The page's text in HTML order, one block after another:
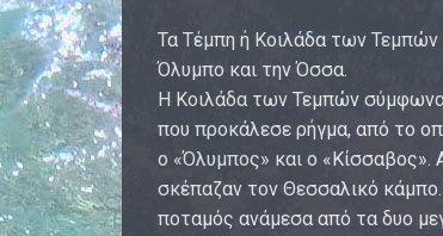
Τα Τέμπη ή Κοιλάδα των Τεμπών
Όλυμπο και την Όσσα.
Η Κοιλάδα των Τεμπών σύμφωνα
που προκάλεσε ρήγμα, από το
ο «Όλυμπος» και ο
σκέπαζαν τον Θεσσαλικό κάμπο.
ποταμός ανάμεσα από τα δυο